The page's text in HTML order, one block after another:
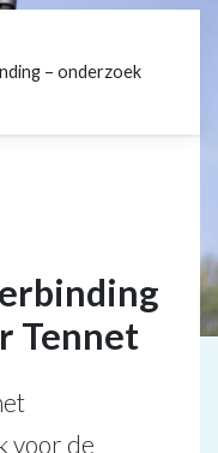
– onderzoek
Tennet
voor de